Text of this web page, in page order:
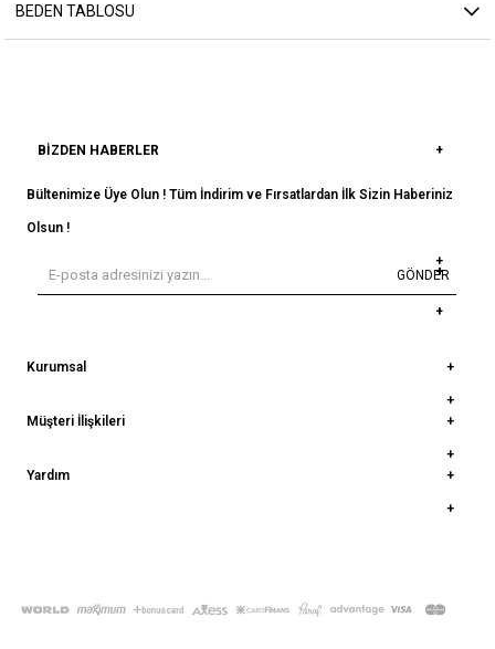
BEDEN TABLOSU
BIZDEN HABERLER
Bültenimize Üye Olun ! Tüm İndirim ve Fırsatlardan İlk Sizin Haberiniz
Olsun !
GÖNDER
Kurumsal
Müşteri İlişkileri
Yardım